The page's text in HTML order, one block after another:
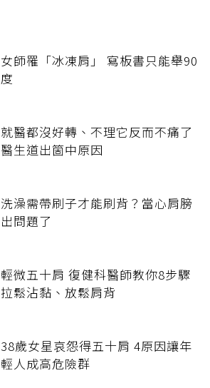
女師罹「冰凍肩」 寫板書只能舉90
度
就醫都沒好轉、不理它反而不痛了
醫生道出箇中原因
洗澡需帶刷子才能刷背？當心肩膀
出問題了
輕微五十肩 復健科醫師教你8步驟
拉鬆沾黏、放鬆肩背
38歲女星哀怨得五十肩 4原因讓年
輕人成高危險群